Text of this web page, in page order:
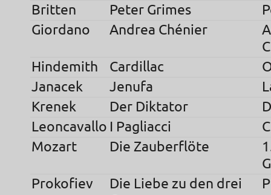
Britten
Peter Grimes
Giordano
Andrea Chénier
Hindemith
Cardillac
Janacek
Jenufa
Krenek
Der Diktator
Leoncavallo I Pagliacci
Mozart
Die Zauberflöte
Prokofiev
Die Liebe zu den drei